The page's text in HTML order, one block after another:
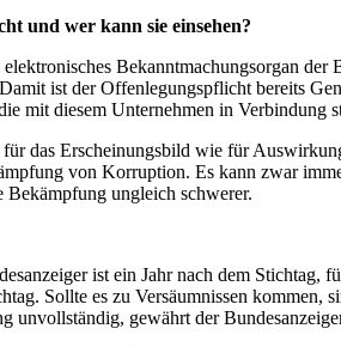
und wer kann sie einsehen?
Bekanntmachungsorgan
ist der Offenlegungspflicht bereits
mit diesem Unternehmen in Verbindung
das Erscheinungsbild wie für
von Korruption. Es kann zwar
ungleich schwerer.
ist ein Jahr nach dem Stichtag,
Sollte es zu Versäumnissen
unvollständig, gewährt der